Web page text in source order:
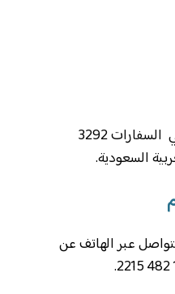
يوجد المطعم في 9163 بحي السفارات 3292
عبر الهاتف عن